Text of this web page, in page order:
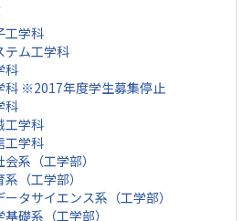
工学科
テム工学科
科
科 ※2017年度学生募集停止
科
工学科
工学科
系（工学部）
（工学部）
タサイエンス系（工学部）
礎系（工学部）